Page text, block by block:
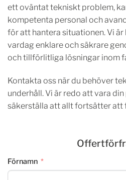
ett oväntat tekniskt problem,
kompetenta personal och
för att hantera situationen. Vi
vardag enklare och säkrare
och tillförlitliga lösningar inom
Kontakta oss när du behöver
underhåll. Vi är redo att vara
säkerställa att allt fortsätter att
Förnamn